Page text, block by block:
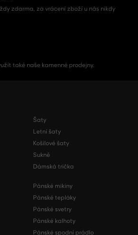
zdarma, za vrácení zboží u nás nikdy
také naše kamenné prodejny.
Šaty
Letní šaty
Košilové šaty
Sukně
Dámská trička
Pánské mikiny
Pánské tepláky
Pánské svetry
Pánské kalhoty
Pánské spodní prádlo